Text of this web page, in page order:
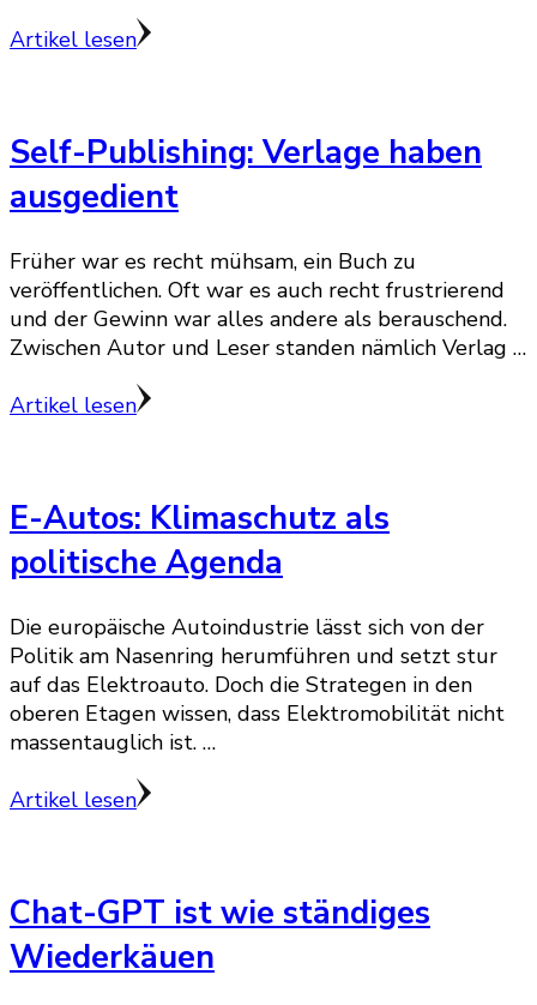
Artikel lesen
Self-Publishing: Verlage haben
ausgedient
Früher war es recht mühsam, ein Buch zu
veröffentlichen. Oft war es auch recht frustrierend
und der Gewinn war alles andere als berauschend.
Zwischen Autor und Leser standen nämlich Verlag …
Artikel lesen
E-Autos: Klimaschutz als
politische Agenda
Die europäische Autoindustrie lässt sich von der
Politik am Nasenring herumführen und setzt stur
auf das Elektroauto. Doch die Strategen in den
oberen Etagen wissen, dass Elektromobilität nicht
massentauglich ist. …
Artikel lesen
Chat-GPT ist wie ständiges
Wiederkäuen